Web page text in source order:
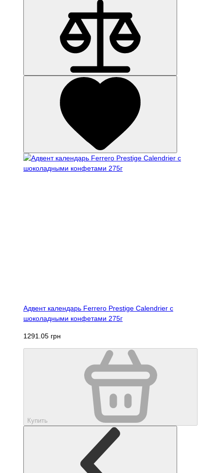
Адвент календарь Ferrero Prestige Calendrier с
шоколадными конфетами 275г
1291.05 грн
Купить